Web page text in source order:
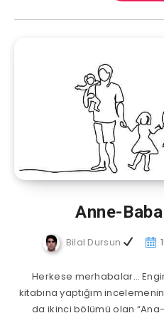
Anne-
Bilal Dursun
Herkese merhabalar…
kitabına yaptığım
da ikinci bölümü olan